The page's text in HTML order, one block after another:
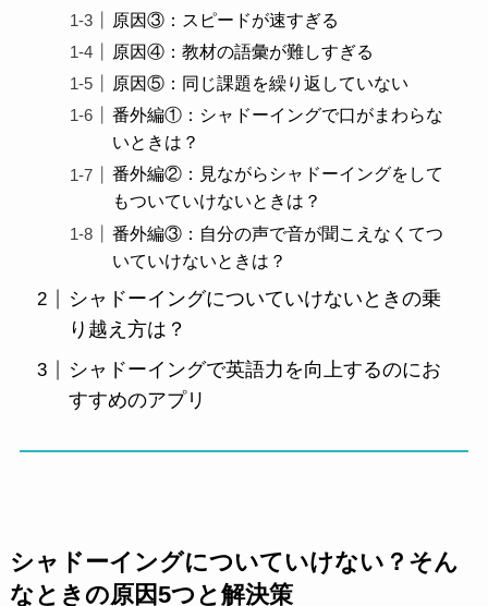
原因③：スピードが速すぎる
原因④：教材の語彙が難しすぎる
原因⑤：同じ課題を繰り返していない
番外編①：シャドーイングで口がまわらな
いときは？
番外編②：見ながらシャドーイングをして
もついていけないときは？
番外編③：自分の声で音が聞こえなくてつ
いていけないときは？
シャドーイングについていけないときの乗
り越え方は？
シャドーイングで英語力を向上するのにお
すすめのアプリ
シャドーイングについていけない？そん
なときの原因5つと解決策